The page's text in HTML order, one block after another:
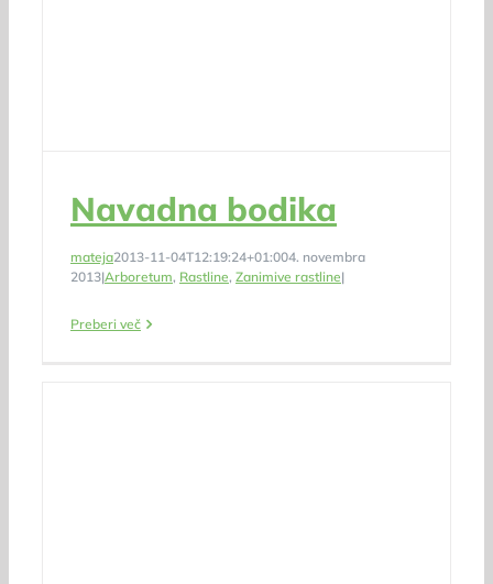
Navadna bodika
mateja2013-11-04T12:19:24+01:004. novembra
2013|Arboretum, Rastline, Zanimive rastline|
Preberi več